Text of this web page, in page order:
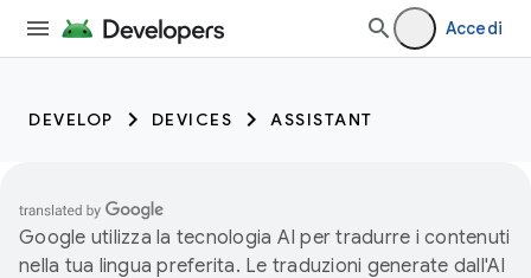
Accedi
DEVELOP DEVICES ASSISTANT
Google utilizza la tecnologia AI per tradurre i contenuti
nella tua lingua preferita. Le traduzioni generate dall'AI